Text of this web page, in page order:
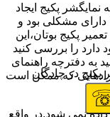
نمایگشر پکیج ایجاد
مشکلی بود و
پکیج بوتان،این
دارد را بررسی کنید
به دفترچه راهنمای
که ممکن است
نمی شود.در واقع
پکیج در چادگان